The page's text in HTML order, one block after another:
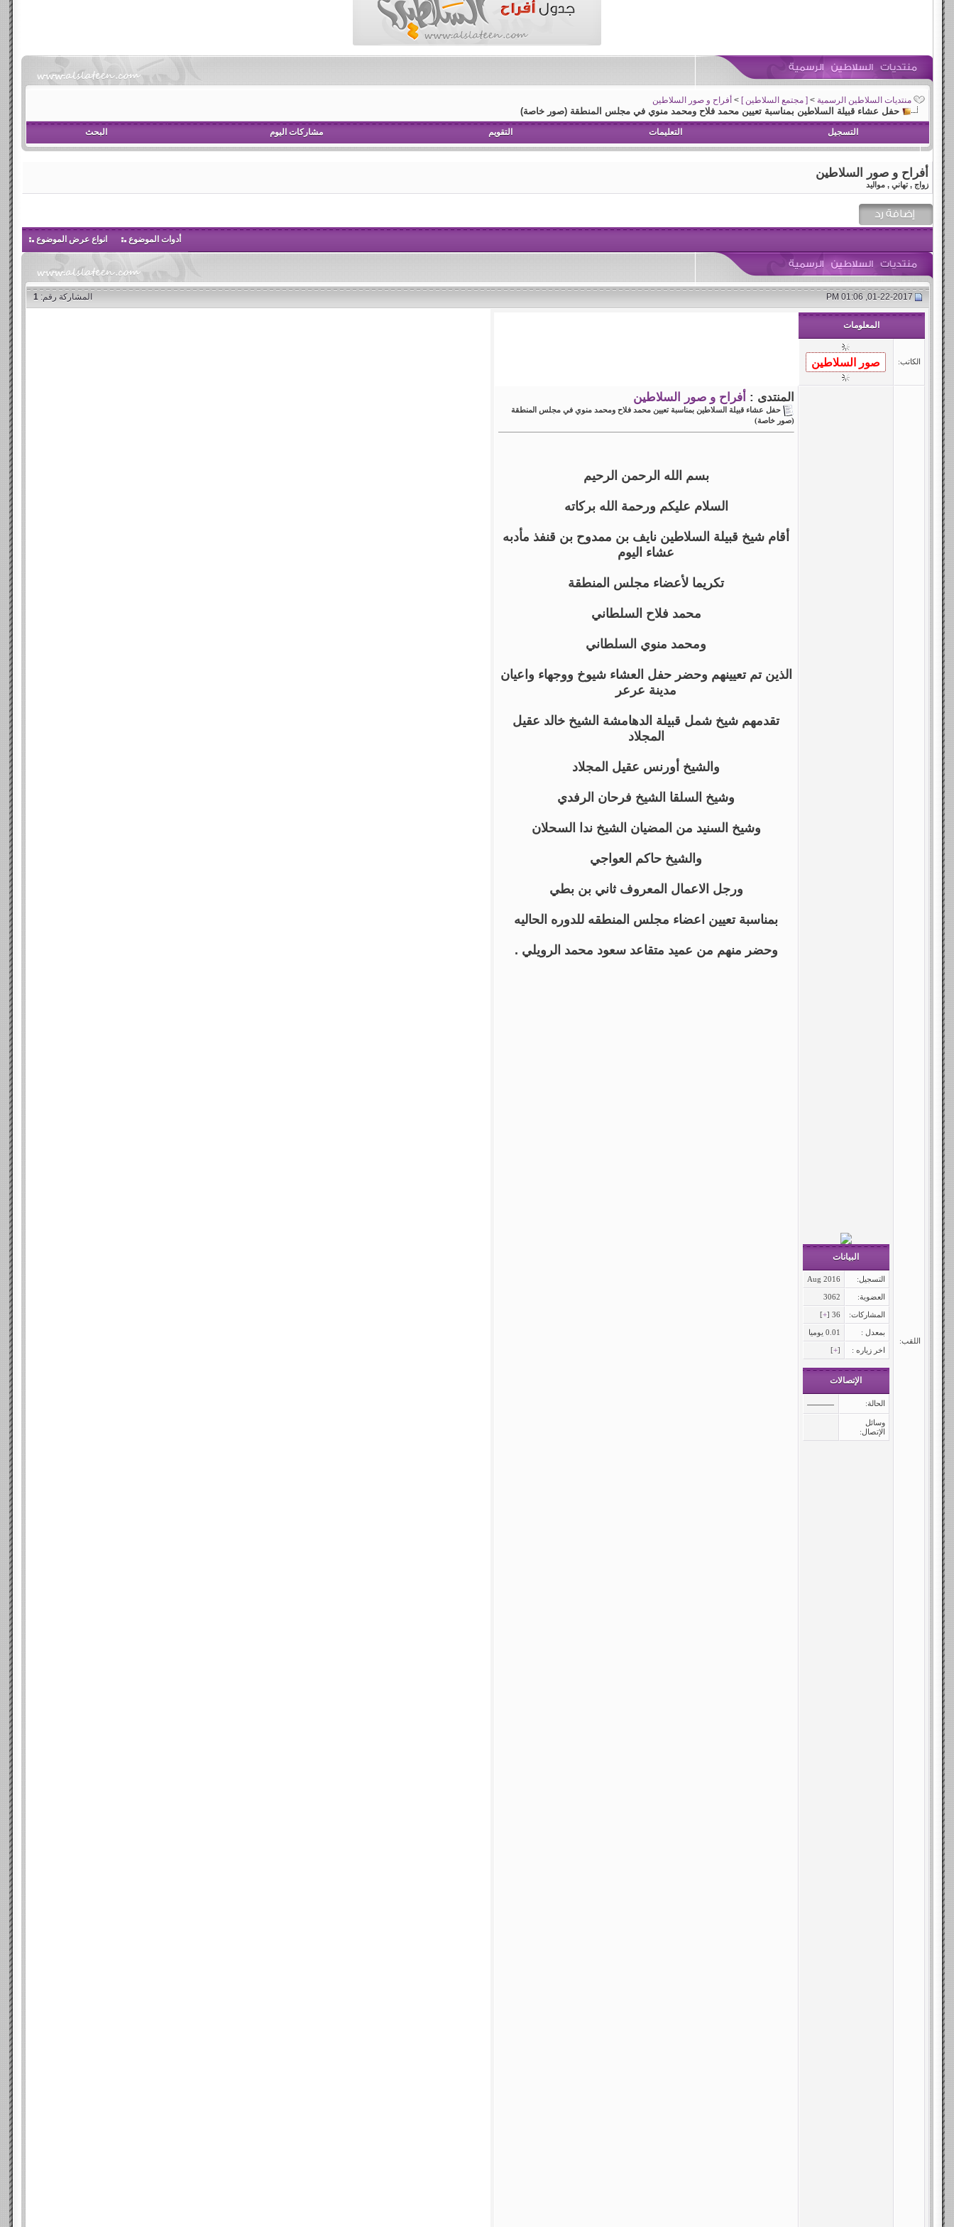
منتديات السلاطين الرسمية > [ مجتمع السلاطين ] > أفراح و صور السلاطين
حفل عشاء قبيلة السلاطين بمناسبة تعيين محمد فلاح ومحمد منوي في مجلس المنطقة (صور خاصة)
التسجيل التعليمات التقويم مشاركات اليوم البحث
أفراح و صور السلاطين
زواج , تهاني , مواليد
أدوات الموضوع انواع عرض الموضوع
01-22-2017, 01:06 PM المشاركة رقم:1
المعلومات
الكاتب:
اللقب:
البيانات
التسجيل: Aug 2016
العضوية: 3062
المشاركات: 36 [
+
]
بمعدل : 0.01 يوميا
اخر زياره : [
+
]
الإتصالات
الحالة:
وسائل
الإتصال:
المنتدى : أفراح و صور السلاطين
حفل عشاء قبيلة السلاطين بمناسبة تعيين محمد فلاح ومحمد منوي في مجلس المنطقة
(صور خاصة)
بسم الله الرحمن الرحيم
السلام عليكم ورحمة الله بركاته
أقام شيخ قبيلة السلاطين نايف بن ممدوح بن قنفذ مأدبه
عشاء اليوم
تكريما لأعضاء مجلس المنطقة
محمد فلاح السلطاني
ومحمد منوي السلطاني
الذين تم تعيينهم وحضر حفل العشاء شيوخ ووجهاء واعيان
مدينة عرعر
تقدمهم شيخ شمل قبيلة الدهامشة الشيخ خالد عقيل
المجلاد
والشيخ أورنس عقيل المجلاد
وشيخ السلقا الشيخ فرحان الرفدي
وشيخ السنيد من المضيان الشيخ ندا السحلان
والشيخ حاكم العواجي
ورجل الاعمال المعروف ثاني بن بطي
بمناسبة تعيين اعضاء مجلس المنطقه للدوره الحاليه
وحضر منهم من عميد متقاعد سعود محمد الرويلي .